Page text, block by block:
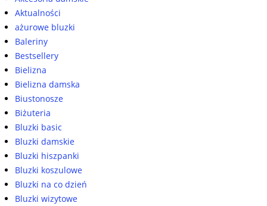
Aktualności
ażurowe bluzki
Baleriny
Bestsellery
Bielizna
Bielizna damska
Biustonosze
Biżuteria
Bluzki basic
Bluzki damskie
Bluzki hiszpanki
Bluzki koszulowe
Bluzki na co dzień
Bluzki wizytowe